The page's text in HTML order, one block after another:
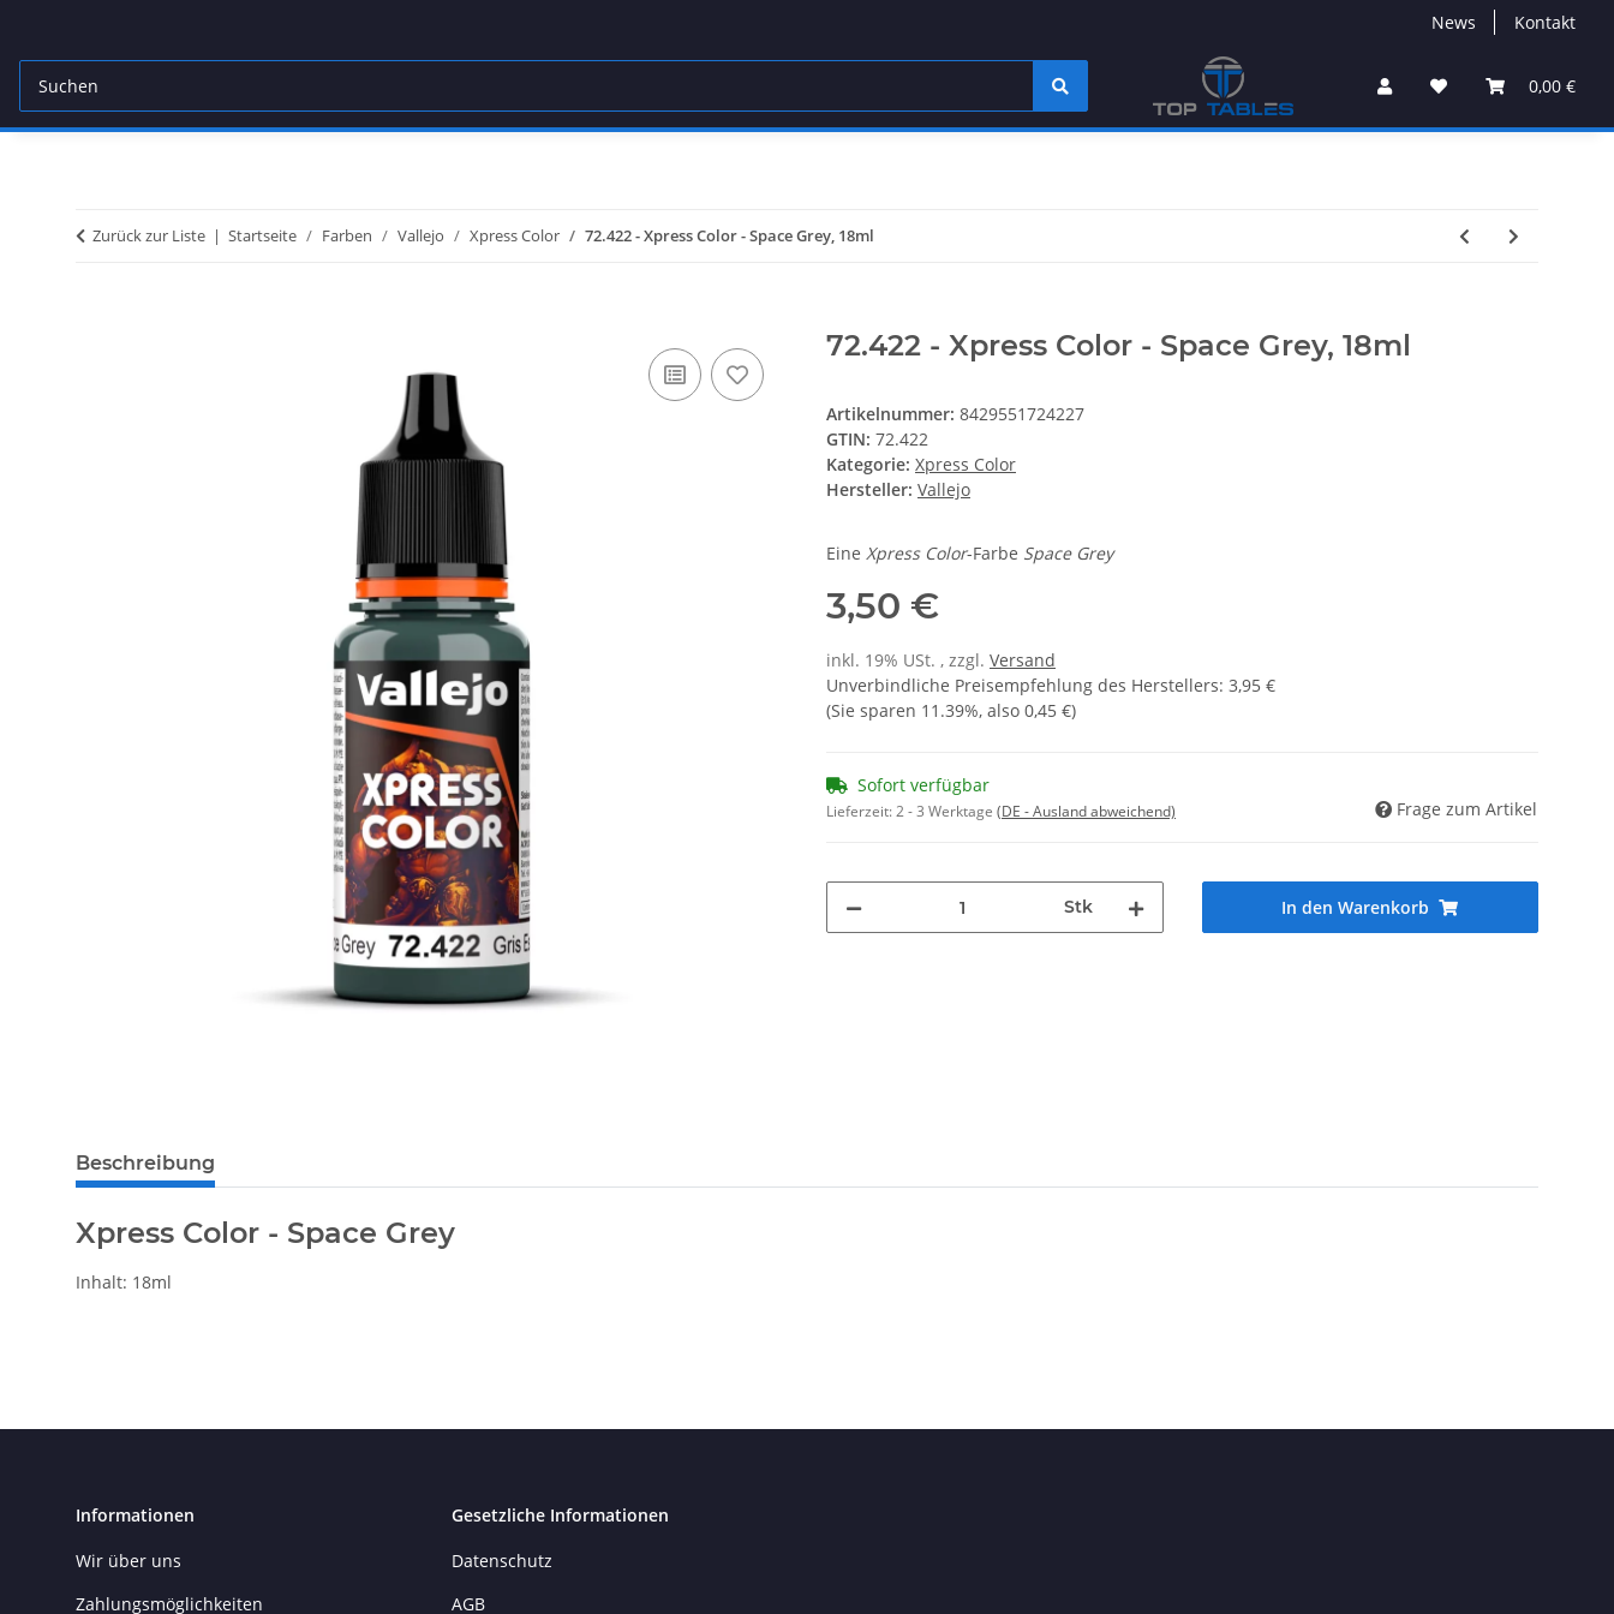
News Kontakt
0,00 €
Zurück zur Liste Startseite Farben Vallejo Xpress Color 72.422 - Xpress Color - Space Grey, 18ml
72.422 - Xpress Color - Space Grey, 18ml
Artikelnummer: 8429551724227
GTIN: 72.422
Kategorie: Xpress Color
Hersteller: Vallejo
Eine Xpress Color-Farbe Space Grey
3,50 €
inkl. 19% USt. , zzgl. Versand
Unverbindliche Preisempfehlung des Herstellers: 3,95 €
(Sie sparen 11.39%, also 0,45 €)
Sofort verfügbar
Lieferzeit:2 - 3 Werktage (DE - Ausland abweichend) Frage zum Artikel
Stk In den Warenkorb
Beschreibung
Xpress Color - Space Grey
Inhalt: 18ml
Informationen
Wir über uns
Zahlungsmöglichkeiten
Gesetzliche Informationen
Datenschutz
AGB